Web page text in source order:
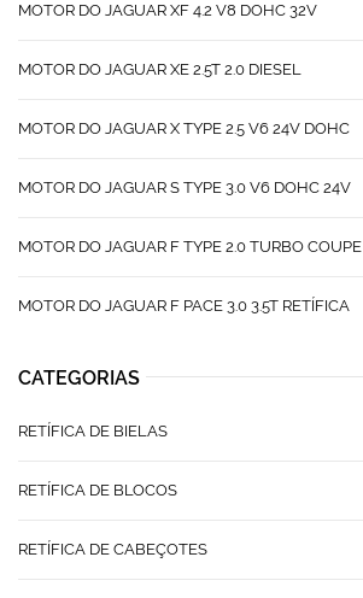
MOTOR DO JAGUAR XF 4.2 V8 DOHC 32V
MOTOR DO JAGUAR XE 2.5T 2.0 DIESEL
MOTOR DO JAGUAR X TYPE 2.5 V6 24V DOHC
MOTOR DO JAGUAR S TYPE 3.0 V6 DOHC 24V
MOTOR DO JAGUAR F TYPE 2.0 TURBO COUPE
MOTOR DO JAGUAR F PACE 3.0 3.5T RETÍFICA
CATEGORIAS
RETÍFICA DE BIELAS
RETÍFICA DE BLOCOS
RETÍFICA DE CABEÇOTES